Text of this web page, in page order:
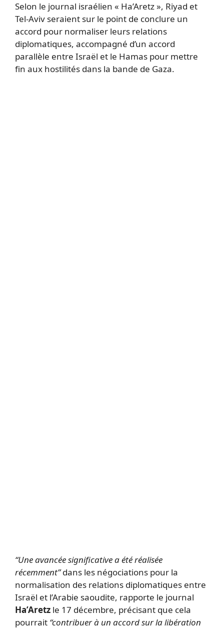
Selon le journal israélien « Ha’Aretz », Riyad et
Tel-Aviv seraient sur le point de conclure un
accord pour normaliser leurs relations
diplomatiques, accompagné d’un accord
parallèle entre Israël et le Hamas pour mettre
fin aux hostilités dans la bande de Gaza.
“Une avancée significative a été réalisée
récemment”dans les négociations pour la
normalisation des relations diplomatiques entre
Israël et l’Arabie saoudite, rapporte le journal
Ha’Aretz le 17 décembre, précisant que cela
pourrait “contribuer à un accord sur la libération